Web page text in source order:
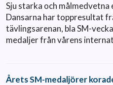
Sju starka och
Dansarna har toppresultat
tävlingsarenan, bla SM-
medaljer från vårens
Årets SM-medaljörer